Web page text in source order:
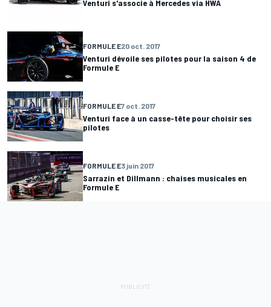
Venturi s'associe à Mercedes via HWA
FORMULE E20 oct. 2017
Venturi dévoile ses pilotes pour la saison 4 de
Formule E
FORMULE E7 oct. 2017
Venturi face à un casse-tête pour choisir ses
pilotes
FORMULE E3 juin 2017
Sarrazin et Dillmann : chaises musicales en
Formule E